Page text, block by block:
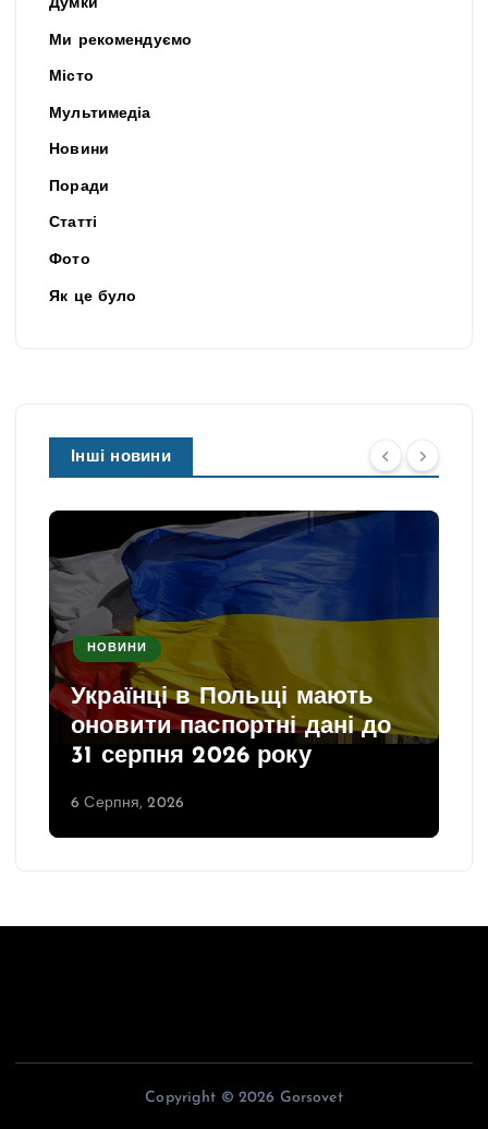
Думки
Ми рекомендуємо
Місто
Мультимедіа
Новини
Поради
Статті
Фото
Як це було
Інші новини
НОВИНИ
Українці в Польщі мають
оновити паспортні дані до
31 серпня 2026 року
6 Серпня, 2026
Copyright © 2026 Gorsovet